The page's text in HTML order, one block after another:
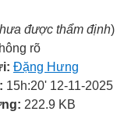
được thẩm định)
rõ
Đặng Hưng
15h:20' 12-11-2025
222.9 KB